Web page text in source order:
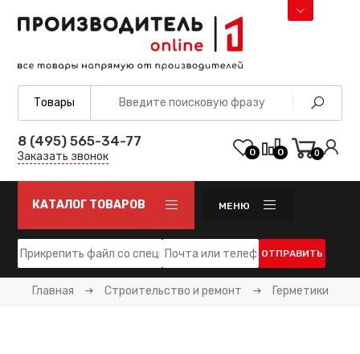
8 (495) 565-34-77
Заказать звонок 0 0 0
КАТАЛОГ ТОВАРОВ МЕНЮ
ОТПРАВИТЬ
Главная Строительство и ремонт Герметики